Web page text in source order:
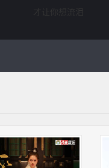
才让你想流泪
为人生干杯
是不是有点醉